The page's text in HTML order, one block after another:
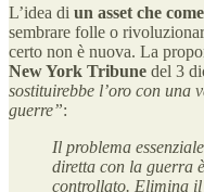
L’idea di un asset che
sembrare folle o
certo non è nuova. La
New York Tribune del 3
sostituirebbe l’oro con una
guerre”:
Il problema
diretta con la guerra
controllato. Elimina